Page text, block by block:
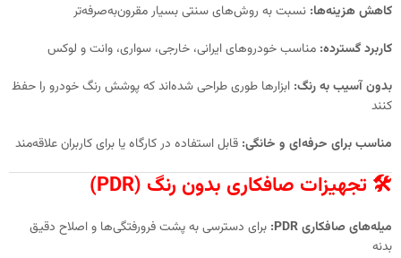
کاهش هزینه‌ها: نسبت به روش‌های سنتی بسیار مقرون‌به‌صرفه‌تر
کاربرد گسترده: مناسب خودروهای ایرانی، خارجی، سواری، وانت و لوکس
بدون آسیب به رنگ: ابزارها طوری طراحی شده‌اند که پوشش رنگ خودرو را حفظ
کنند
مناسب برای حرفه‌ای و خانگی: قابل استفاده در کارگاه یا برای کاربران علاقه‌مند
🛠 تجهیزات صافکاری بدون رنگ (PDR)
میله‌های صافکاری PDR:
برای دسترسی به پشت فرورفتگی‌ها و اصلاح دقیق
بدنه